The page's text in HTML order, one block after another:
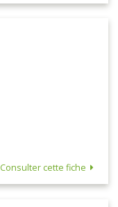
Consulter cette fiche